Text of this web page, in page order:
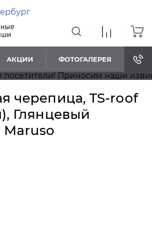
АКЦИИ ФОТОГАЛЕРЕЯ
Приносим наши
черепица, TS-roof
Глянцевый